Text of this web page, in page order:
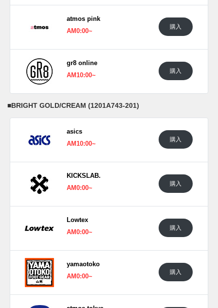
atmos pink
AM0:00~
購入
gr8 online
AM10:00~
購入
■BRIGHT GOLD/CREAM (1201A743-201)
asics
AM10:00~
購入
KICKSLAB.
AM0:00~
購入
Lowtex
AM0:00~
購入
yamaotoko
AM0:00~
購入